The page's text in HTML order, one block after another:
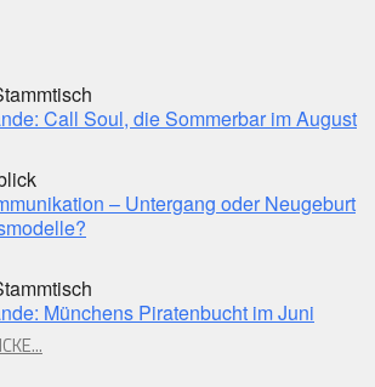
Call Soul, die Sommerbar im August
– Untergang oder Neugeburt
Münchens Piratenbucht im Juni